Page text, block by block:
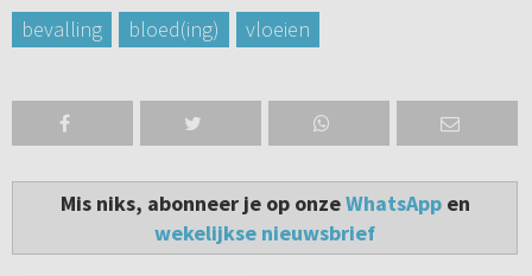
bevalling
bloed(ing) vloeien
Mis niks, abonneer je op onzeWhatsAppen
wekelijkse nieuwsbrief